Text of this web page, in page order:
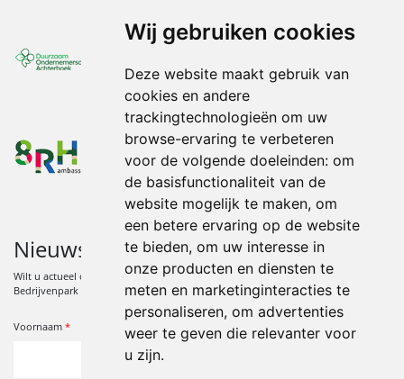
Wij gebruiken cookies
Deze website maakt gebruik van
cookies en andere
trackingtechnologieën om uw
browse-ervaring te verbeteren
voor de volgende doeleinden: om
de basisfunctionaliteit van de
website mogelijk te maken, om
een betere ervaring op de website
te bieden, om uw interesse in
onze producten en diensten te
meten en marketinginteracties te
personaliseren, om advertenties
weer te geven die relevanter voor
u zijn.
8RHK
Nieuwsbrief
Wilt u actueel op de hoogte blijven van ontwikkelingen en activiteiten op
Bedrijvenpark Wijnbergen? Meld u zich dan aan voor de Nieuwsbrief.
*Verplicht veld
Voornaam *